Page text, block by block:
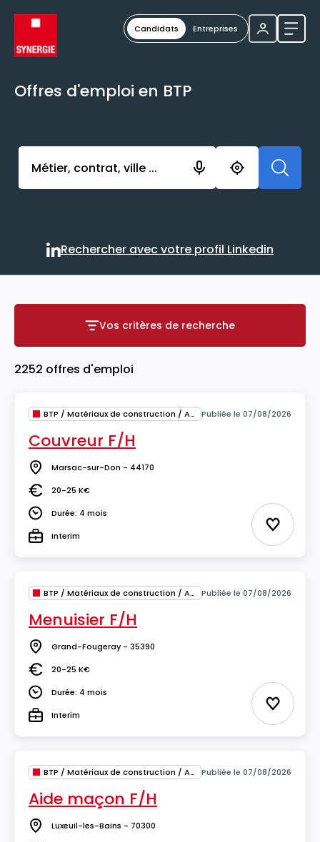
Candidats Entreprises
Offres d'emploi en BTP
Activer l’élément pour lancer l’enregistrement.
Rechercher avec votre
Rechercher avec votre profil Linkedin
Vos critères de recherche
Vos critères de recherche
2252 offres d'emploi
BTP / Matériaux de construction / Architecture Publiée le 07/08/2026
Couvreur F/H
Lieu Marsac-sur-Don - 44170
Salaire20-25 K€
DuréeDurée: 4 mois
TypeInterim Ajouter
BTP / Matériaux de construction / Architecture Publiée le 07/08/2026
Menuisier F/H
Lieu Grand-Fougeray - 35390
Salaire20-25 K€
DuréeDurée: 4 mois
TypeInterim Ajouter
BTP / Matériaux de construction / Architecture Publiée le 07/08/2026
Aide maçon F/H
Lieu Luxeuil-les-Bains - 70300